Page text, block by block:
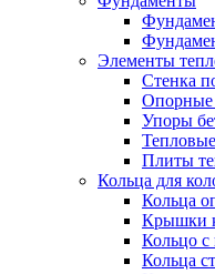
Элементы
Стенка
Упоры
Плиты
Кольца для
Кольца
Крышки
Кольцо
Кольца